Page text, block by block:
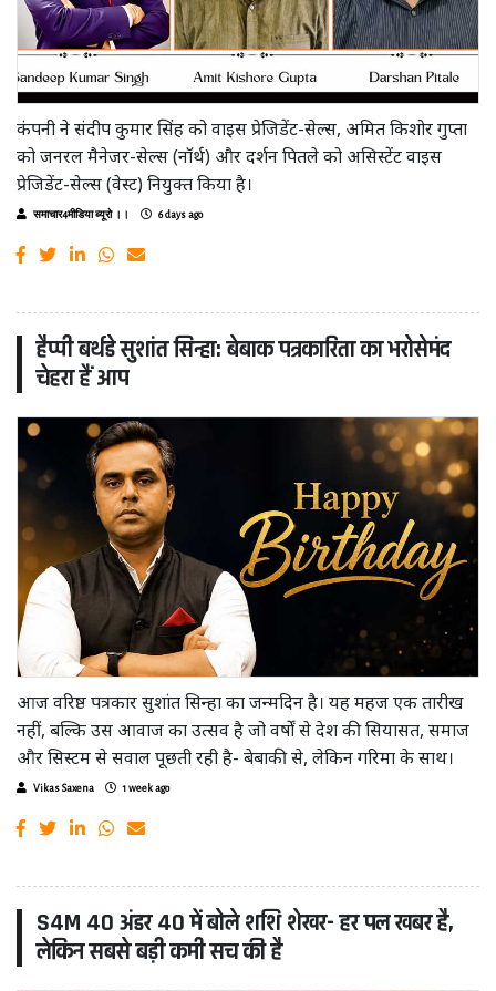
कंपनी ने संदीप कुमार सिंह को वाइस प्रेजिडेंट-सेल्स, अमित किशोर गुप्ता
को जनरल मैनेजर-सेल्स (नॉर्थ) और दर्शन पितले को असिस्टेंट वाइस
प्रेजिडेंट-सेल्स (वेस्ट) नियुक्त किया है।
समाचार4मीडिया ब्यूरो ।। 6 days ago
हैप्पी बर्थडे सुशांत सिन्हा: बेबाक पत्रकारिता का भरोसेमंद
चेहरा हैं आप
आज वरिष्ठ पत्रकार सुशांत सिन्हा का जन्मदिन है। यह महज एक तारीख
नहीं, बल्कि उस आवाज का उत्सव है जो वर्षों से देश की सियासत, समाज
और सिस्टम से सवाल पूछती रही है- बेबाकी से, लेकिन गरिमा के साथ।
Vikas Saxena 1 week ago
S4M 40 अंडर 40 में बोले शशि शेखर- हर पल खबर है,
लेकिन सबसे बड़ी कमी सच की है